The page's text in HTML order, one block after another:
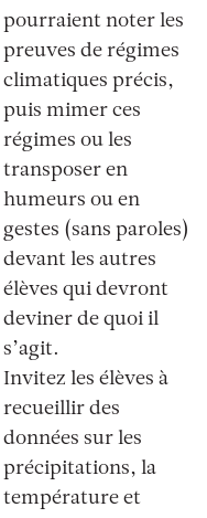
pourraient noter les
preuves de régimes
climatiques précis,
puis mimer ces
régimes ou les
transposer en
humeurs ou en
gestes (sans paroles)
devant les autres
élèves qui devront
deviner de quoi il
s’agit.
Invitez les élèves à
recueillir des
données sur les
précipitations, la
température et